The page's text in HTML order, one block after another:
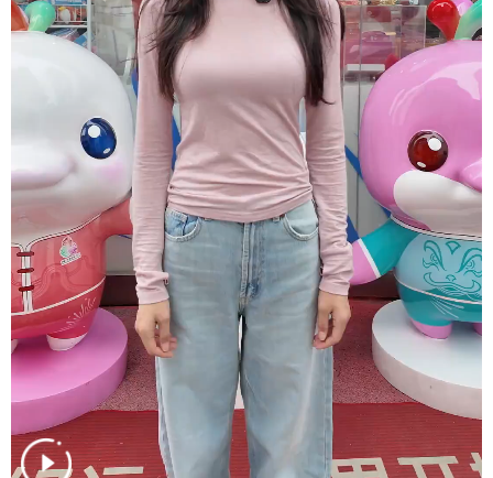
公益 一带一路 亚太网 上市公司
文化产业
地方频道
北京 天津 河北 山西
辽宁 吉林 上海 江苏
浙江 安徽 福建 江西
山东 河南 湖北 湖南
广东 重庆
四川
陕西 甘肃 青海 宁夏